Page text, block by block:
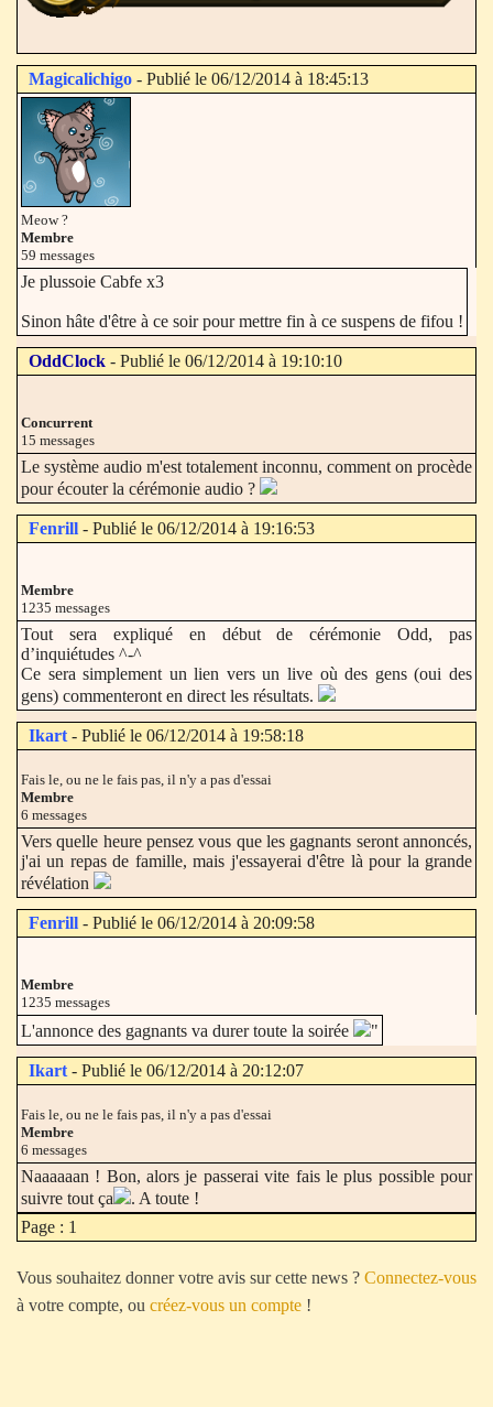
Page : 1
Magicalichigo - Publié le 06/12/2014 à 18:45:13
Meow ?
Membre
59 messages
Je plussoie Cabfe x3
Sinon hâte d'être à ce soir pour mettre fin à ce suspens de fifou !
OddClock - Publié le 06/12/2014 à 19:10:10
Concurrent
15 messages
Le système audio m'est totalement inconnu, comment on procède
pour écouter la cérémonie audio ?
Fenrill - Publié le 06/12/2014 à 19:16:53
Membre
1235 messages
Tout sera expliqué en début de cérémonie Odd, pas
d’inquiétudes ^-^
Ce sera simplement un lien vers un live où des gens (oui des
gens) commenteront en direct les résultats.
Ikart - Publié le 06/12/2014 à 19:58:18
Fais le, ou ne le fais pas, il n'y a pas d'essai
Membre
6 messages
Vers quelle heure pensez vous que les gagnants seront annoncés,
j'ai un repas de famille, mais j'essayerai d'être là pour la grande
révélation
Fenrill - Publié le 06/12/2014 à 20:09:58
Membre
1235 messages
L'annonce des gagnants va durer toute la soirée "
Ikart - Publié le 06/12/2014 à 20:12:07
Fais le, ou ne le fais pas, il n'y a pas d'essai
Membre
6 messages
Naaaaaan ! Bon, alors je passerai vite fais le plus possible pour
suivre tout ça
. A toute !
Vous souhaitez donner votre avis sur cette news ? Connectez-vous
à votre compte, ou créez-vous un compte !